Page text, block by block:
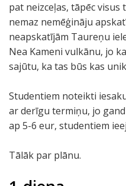
pat neizceļas, tāpēc
nemaz nemēģināju
neapskatījām Taureņu
Nea Kameni vulkānu, jo
sajūtu, ka tas būs kas
Studentiem noteikti
ar derīgu termiņu, jo
ap 5-6 eur, studentiem
Tālāk par plānu.